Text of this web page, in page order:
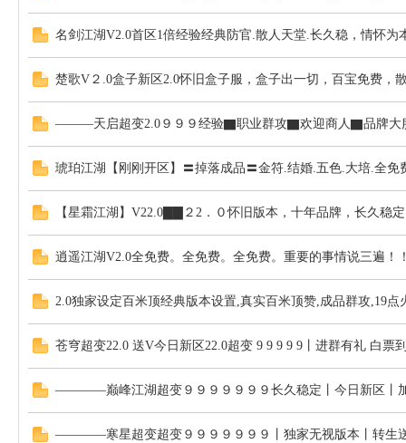
名剑江湖V2.0首区1倍经验经典防官.散人天堂.长久稳，情怀为
楚歌V２.0盒子新区2.0怀旧盒子服，盒子出一切，百宝免费，
———天启超变2.0９９９经验▇职业群攻▇欢迎商人▇品牌大
琥珀江湖【刚刚开区】〓掉落成品〓金符.结婚.五色.大培.全免
【星霜江湖】V22.0▇▇２2．０怀旧版本，十年品牌，长久
逍遥江湖V2.0全免费。全免费。全免费。重要的事情说三遍！
2.0独家设定百米顶经典版本设置,真实百米顶赞,成品群攻,19点
苍穹超变22.0 送V今日新区22.0超变 9 9 9 9 9丨进群有礼 白票
————巅峰江湖超变９９９９９９９长久稳定丨今日新区丨
————寒星超变超变９９９９９９９丨独家无视版本丨转生